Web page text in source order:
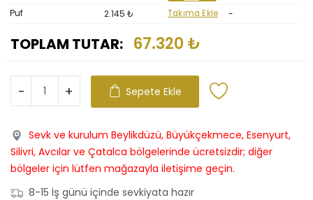
Puf
2.145 ₺ Takıma Ekle -
TOPLAM TUTAR: 67.320 ₺
- + Sepete Ekle
Sevk ve kurulum Beylikdüzü, Büyükçekmece, Esenyurt,
Silivri, Avcılar ve Çatalca bölgelerinde ücretsizdir; diğer
bölgeler için lütfen mağazayla iletişime geçin.
8-15 İş günü içinde sevkiyata hazır